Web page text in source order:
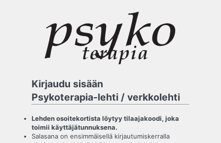
Kirjaudu sisään
Psykoterapia-lehti / verkkolehti
Lehden osoitekortista löytyy tilaajakoodi, joka
toimii käyttäjätunnuksena.
Salasana on ensimmäisellä kirjautumiskerralla